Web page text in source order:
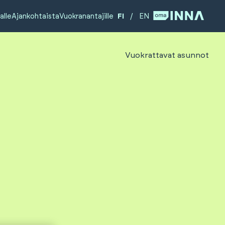
AjankohtaistaVuokranantajille FI / EN
Vuokrattavat asunnot